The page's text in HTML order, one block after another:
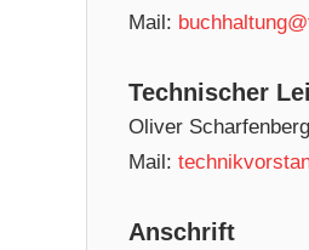
Mail:
Technischer
Oliver
Mail:
Anschrift